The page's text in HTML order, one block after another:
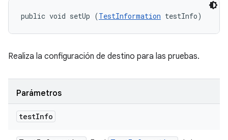
public void setUp (TestInformation testInfo)
Realiza la configuración de destino para las pruebas.
Parámetros
testInfo